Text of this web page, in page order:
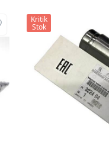
Kritik
Stok